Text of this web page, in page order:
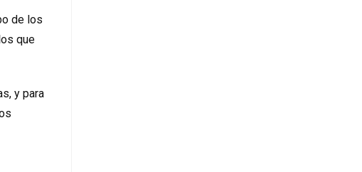
de los
que
y para